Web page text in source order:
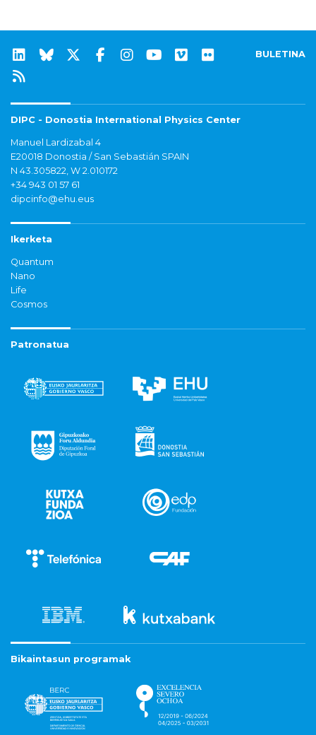
BULETINA
DIPC - Donostia International Physics Center
Manuel Lardizabal 4
E20018 Donostia / San Sebastián SPAIN
N 43.305822, W 2.010172
+34 943 01 57 61
dipcinfo@ehu.eus
Ikerketa
Quantum
Nano
Life
Cosmos
Patronatua
Bikaintasun programak